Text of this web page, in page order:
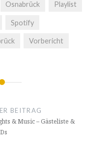
Osnabrück Playlist
Spotify
Vorbericht
BEITRAG
& Music – Gästeliste &